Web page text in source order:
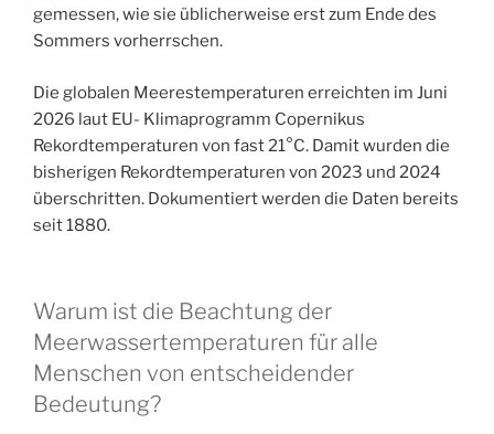
gemessen, wie sie üblicherweise erst zum Ende des
Sommers vorherrschen.
Die globalen Meerestemperaturen erreichten im Juni
2026 laut EU- Klimaprogramm Copernikus
Rekordtemperaturen von fast 21°C. Damit wurden die
bisherigen Rekordtemperaturen von 2023 und 2024
überschritten. Dokumentiert werden die Daten bereits
seit 1880.
Warum ist die Beachtung der
Meerwassertemperaturen für alle
Menschen von entscheidender
Bedeutung?